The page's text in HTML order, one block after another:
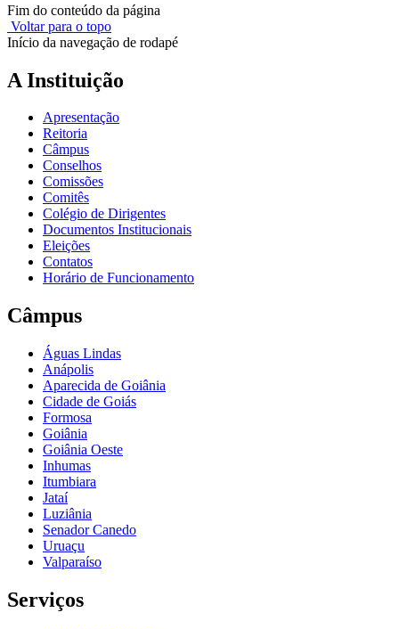
Fim do conteúdo da página
Voltar para o topo
Início da navegação de rodapé
A Instituição
Apresentação
Reitoria
Câmpus
Conselhos
Comissões
Comitês
Colégio de Dirigentes
Documentos Institucionais
Eleições
Contatos
Horário de Funcionamento
Câmpus
Águas Lindas
Anápolis
Aparecida de Goiânia
Cidade de Goiás
Formosa
Goiânia
Goiânia Oeste
Inhumas
Itumbiara
Jataí
Luziânia
Senador Canedo
Uruaçu
Valparaíso
Serviços